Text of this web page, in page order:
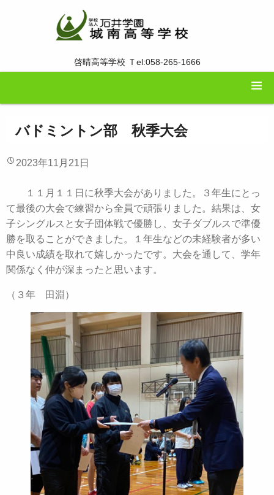
啓晴高等学校 Ｔel:058-265-1666
バドミントン部 秋季大会
2023年11月21日
１１月１１日に秋季大会がありました。３年生にとっ
て最後の大会で練習から全員で頑張りました。結果は、女
子シングルスと女子団体戦で優勝し、女子ダブルスで準優
勝を取ることができました。１年生などの未経験者が多い
中良い成績を取れて嬉しかったです。大会を通して、学年
関係なく仲が深まったと思います。
（３年 田淵）